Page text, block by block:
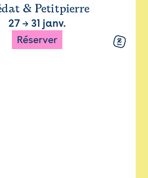
& Petitpierre
27 → 31 janv.
Réserver